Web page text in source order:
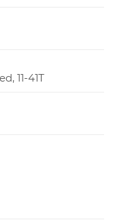
11-41T